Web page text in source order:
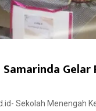
Gelar
Sekolah Menengah